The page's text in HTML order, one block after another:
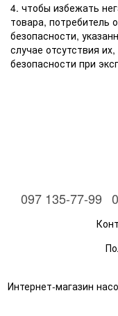
4. чтобы избежать
товара, потребитель
безопасности,
случае отсутствия
безопасности при
097 135-77-99
Интернет-магазин